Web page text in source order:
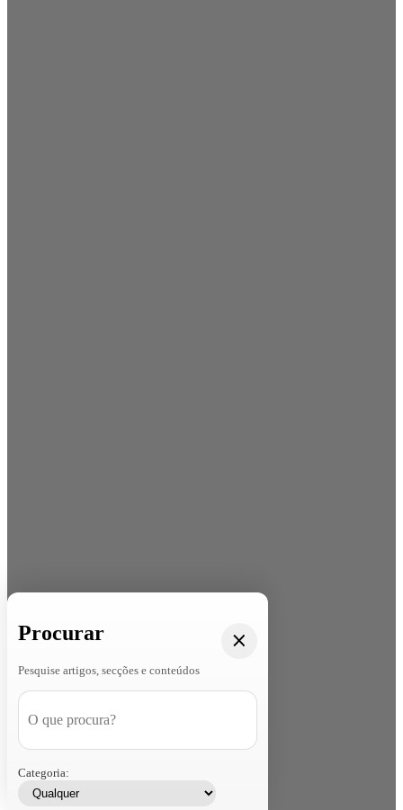
Procurar
Pesquise artigos, secções e conteúdos
Categoria: